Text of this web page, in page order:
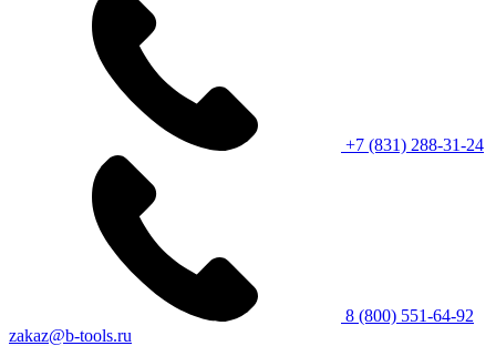
+7 (831) 288-31-24
8 (800) 551-64-92
zakaz@b-tools.ru